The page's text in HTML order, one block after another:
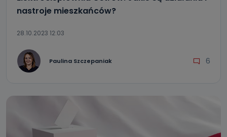
nastroje mieszkańców?
28.10.2023 12:03
Paulina Szczepaniak 6